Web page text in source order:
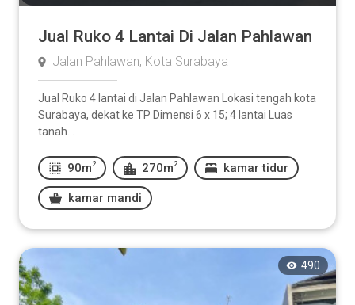
Jual Ruko 4 Lantai Di Jalan Pahlawan
Jalan Pahlawan, Kota Surabaya
Jual Ruko 4 lantai di Jalan Pahlawan Lokasi tengah kota
Surabaya, dekat ke TP Dimensi 6 x 15; 4 lantai Luas
tanah...
90m 2 270m 2 kamar tidur
kamar mandi
490